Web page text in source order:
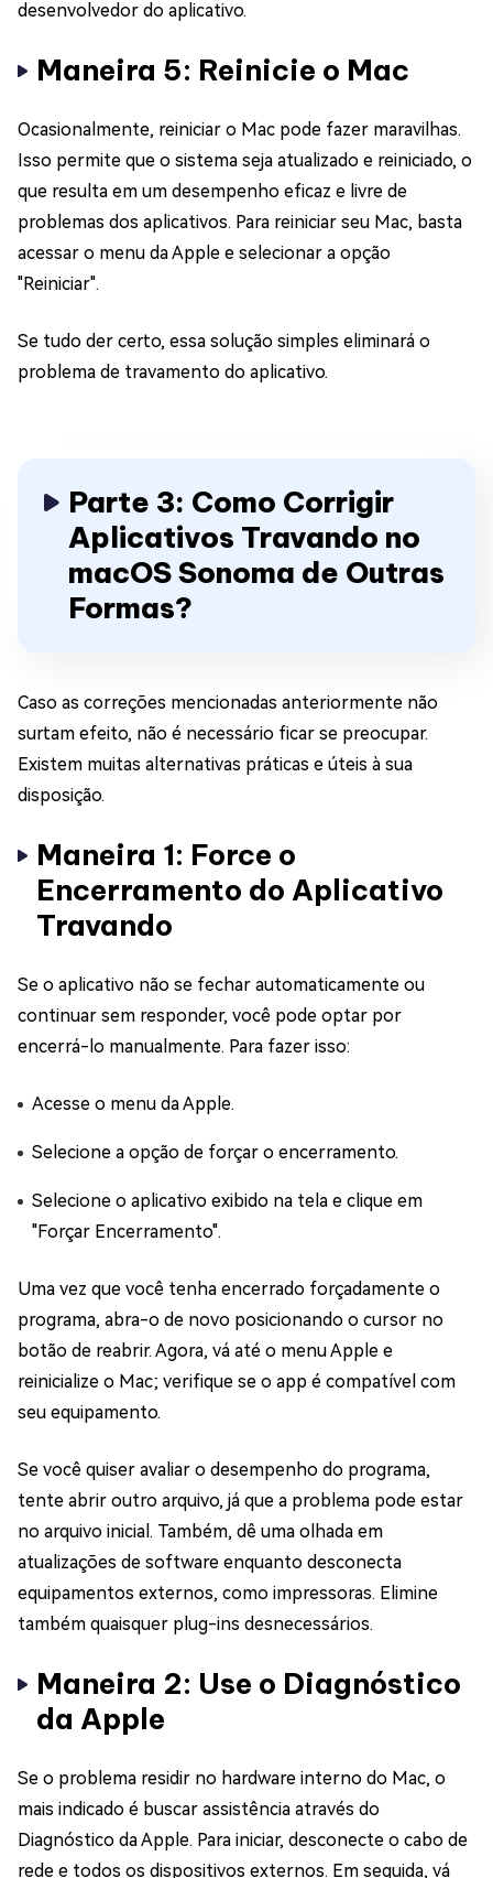
desenvolvedor do aplicativo.
Maneira 5: Reinicie o Mac
Ocasionalmente, reiniciar o Mac pode fazer maravilhas.
Isso permite que o sistema seja atualizado e reiniciado, o
que resulta em um desempenho eficaz e livre de
problemas dos aplicativos. Para reiniciar seu Mac, basta
acessar o menu da Apple e selecionar a opção
"Reiniciar".
Se tudo der certo, essa solução simples eliminará o
problema de travamento do aplicativo.
Parte 3: Como Corrigir
Aplicativos Travando no
macOS Sonoma de Outras
Formas?
Caso as correções mencionadas anteriormente não
surtam efeito, não é necessário ficar se preocupar.
Existem muitas alternativas práticas e úteis à sua
disposição.
Maneira 1: Force o
Encerramento do Aplicativo
Travando
Se o aplicativo não se fechar automaticamente ou
continuar sem responder, você pode optar por
encerrá-lo manualmente. Para fazer isso:
Acesse o menu da Apple.
Selecione a opção de forçar o encerramento.
Selecione o aplicativo exibido na tela e clique em
"Forçar Encerramento".
Uma vez que você tenha encerrado forçadamente o
programa, abra-o de novo posicionando o cursor no
botão de reabrir. Agora, vá até o menu Apple e
reinicialize o Mac; verifique se o app é compatível com
seu equipamento.
Se você quiser avaliar o desempenho do programa,
tente abrir outro arquivo, já que a problema pode estar
no arquivo inicial. Também, dê uma olhada em
atualizações de software enquanto desconecta
equipamentos externos, como impressoras. Elimine
também quaisquer plug-ins desnecessários.
Maneira 2: Use o Diagnóstico
da Apple
Se o problema residir no hardware interno do Mac, o
mais indicado é buscar assistência através do
Diagnóstico da Apple. Para iniciar, desconecte o cabo de
rede e todos os dispositivos externos. Em seguida, vá